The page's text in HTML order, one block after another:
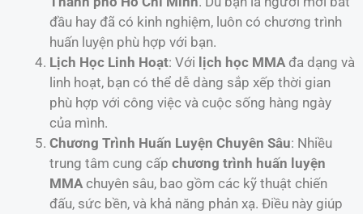
đầu hay đã có kinh nghiệm, luôn có chương trình
huấn luyện phù hợp với bạn.
Lịch Học Linh Hoạt: Với lịch học MMA đa dạng và
linh hoạt, bạn có thể dễ dàng sắp xếp thời gian
phù hợp với công việc và cuộc sống hàng ngày
của mình.
Chương Trình Huấn Luyện Chuyên Sâu: Nhiều
trung tâm cung cấp chương trình huấn luyện
MMA chuyên sâu, bao gồm các kỹ thuật chiến
đấu, sức bền, và khả năng phản xạ. Điều này giúp